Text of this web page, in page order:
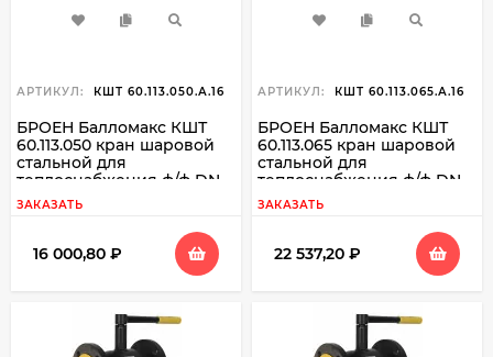
АРТИКУЛ: КШТ 60.113.050.А.16
БРОЕН Балломакс КШТ
60.113.050 кран шаровой
стальной для
теплоснабжения ф/ф DN
050 PN 16
ЗАКАЗАТЬ
16 000,80 ₽
АРТИКУЛ: КШТ 60.113.065.А.16
БРОЕН Балломакс КШТ
60.113.065 кран шаровой
стальной для
теплоснабжения ф/ф DN
065 PN 16
ЗАКАЗАТЬ
22 537,20 ₽